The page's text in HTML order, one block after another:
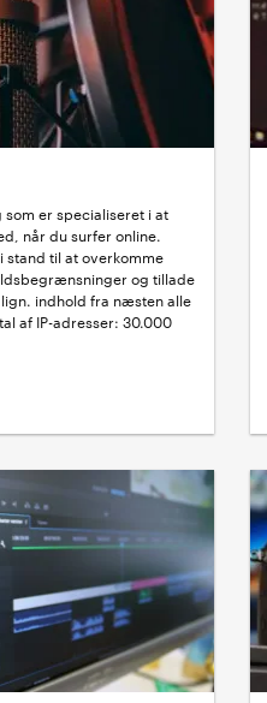
som er specialiseret i at
når du surfer online.
stand til at overkomme
og tillade
indhold fra næsten alle
af IP-adresser: 30.000